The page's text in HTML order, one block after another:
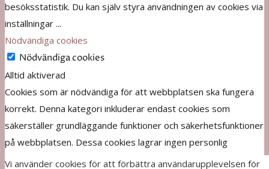
Vi använder cookies för att förbättra användarupplevelsen för
besöksstatistik. Du kan själv styra användningen av cookies via
inställningar ...
Nödvändiga cookies
Nödvändiga cookies
Alltid aktiverad
Cookies som är nödvändiga för att webbplatsen ska fungera
korrekt. Denna kategori inkluderar endast cookies som
säkerställer grundläggande funktioner och säkerhetsfunktioner
på webbplatsen. Dessa cookies lagrar ingen personlig
information.